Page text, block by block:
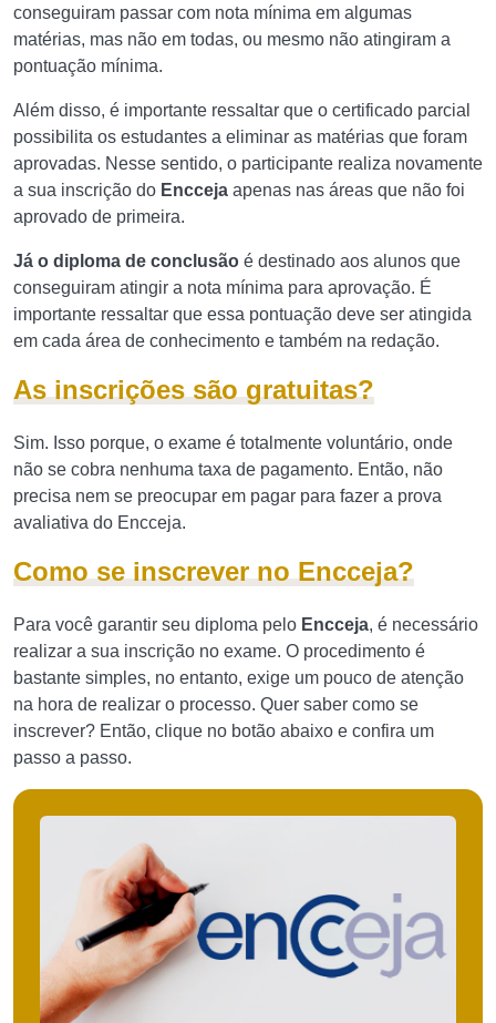
conseguiram passar com nota mínima em algumas
matérias, mas não em todas, ou mesmo não atingiram a
pontuação mínima.
Além disso, é importante ressaltar que o certificado parcial
possibilita os estudantes a eliminar as matérias que foram
aprovadas. Nesse sentido, o participante realiza novamente
a sua inscrição do Encceja apenas nas áreas que não foi
aprovado de primeira.
Já o diploma de conclusão é destinado aos alunos que
conseguiram atingir a nota mínima para aprovação. É
importante ressaltar que essa pontuação deve ser atingida
em cada área de conhecimento e também na redação.
As inscrições são gratuitas?
Sim. Isso porque, o exame é totalmente voluntário, onde
não se cobra nenhuma taxa de pagamento. Então, não
precisa nem se preocupar em pagar para fazer a prova
avaliativa do Encceja.
Como se inscrever no Encceja?
Para você garantir seu diploma pelo Encceja, é necessário
realizar a sua inscrição no exame. O procedimento é
bastante simples, no entanto, exige um pouco de atenção
na hora de realizar o processo. Quer saber como se
inscrever? Então, clique no botão abaixo e confira um
passo a passo.